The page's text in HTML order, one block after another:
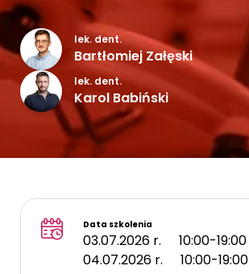
lek. dent.
Bartłomiej Załęski
lek. dent.
Karol Babiński
Data szkolenia
03.07.2026 r.
10:00-19:00
04.07.2026 r.
10:00-19:00